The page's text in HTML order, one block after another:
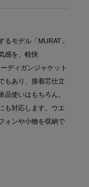
モデル「MURAT」
感を、軽快
ディガンジャケット
もあり、接着芯仕立
品使いはもちろん、
も対応します。ウエ
ォンや小物を収納で